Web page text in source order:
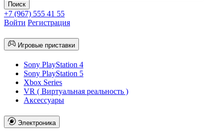
+7 (967) 555 41 55
Войти Регистрация
Игровые приставки
Sony PlayStation 4
Sony PlayStation 5
Xbox Series
VR ( Виртуальная реальность )
Аксессуары
Электроника